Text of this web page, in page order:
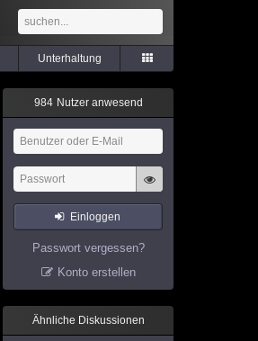
Unterhaltung
984 Nutzer anwesend
Einloggen
Passwort vergessen?
Konto erstellen
Ähnliche Diskussionen